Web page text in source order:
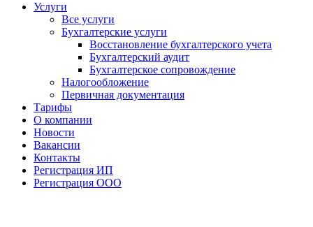
Услуги
Все услуги
Бухгалтерские услуги
Восстановление бухгалтерского учета
Бухгалтерский аудит
Бухгалтерское сопровождение
Налогообложение
Первичная документация
Тарифы
О компании
Новости
Вакансии
Контакты
Регистрация ИП
Регистрация ООО